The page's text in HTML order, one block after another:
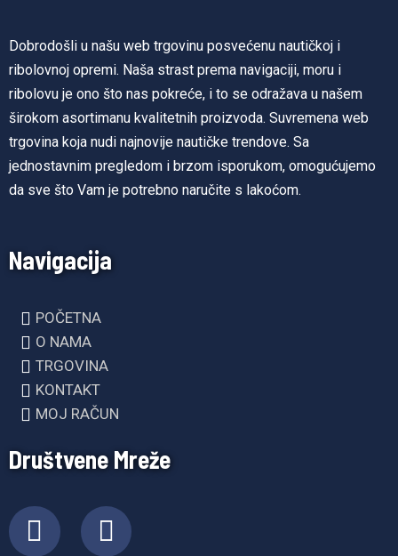
Dobrodošli u našu web trgovinu posvećenu nautičkoj i
ribolovnoj opremi. Naša strast prema navigaciji, moru i
ribolovu je ono što nas pokreće, i to se odražava u našem
širokom asortimanu kvalitetnih proizvoda. Suvremena web
trgovina koja nudi najnovije nautičke trendove. Sa
jednostavnim pregledom i brzom isporukom, omogućujemo
da sve što Vam je potrebno naručite s lakoćom.
Navigacija
POČETNA
O NAMA
TRGOVINA
KONTAKT
MOJ RAČUN
Društvene Mreže
F
a
I
n